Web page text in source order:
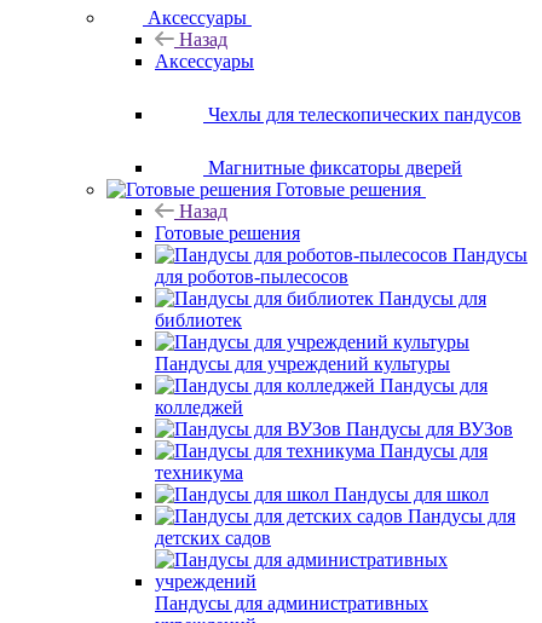
Аксессуары
Назад
Аксессуары
Чехлы для телескопических пандусов
Магнитные фиксаторы дверей
Готовые решения
Назад
Готовые решения
Пандусы
для роботов-пылесосов
Пандусы для
библиотек
Пандусы для учреждений культуры
Пандусы для
колледжей
Пандусы для ВУЗов
Пандусы для
техникума
Пандусы для школ
Пандусы для
детских садов
Пандусы для административных